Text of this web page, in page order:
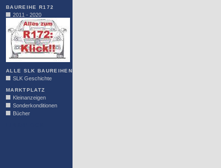
BAUREIHE R172
2011 - 2020
ALLE SLK BAUREIHEN
SLK Geschichte
MARKTPLATZ
Kleinanzeigen
Sonderkonditionen
Bücher